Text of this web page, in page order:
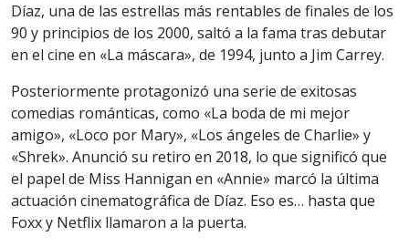
Díaz, una de las estrellas más rentables de finales de los
90 y principios de los 2000, saltó a la fama tras debutar
en el cine en «La máscara», de 1994, junto a Jim Carrey.
Posteriormente protagonizó una serie de exitosas
comedias románticas, como «La boda de mi mejor
amigo», «Loco por Mary», «Los ángeles de Charlie» y
«Shrek». Anunció su retiro en 2018, lo que significó que
el papel de Miss Hannigan en «Annie» marcó la última
actuación cinematográfica de Díaz. Eso es… hasta que
Foxx y Netflix llamaron a la puerta.